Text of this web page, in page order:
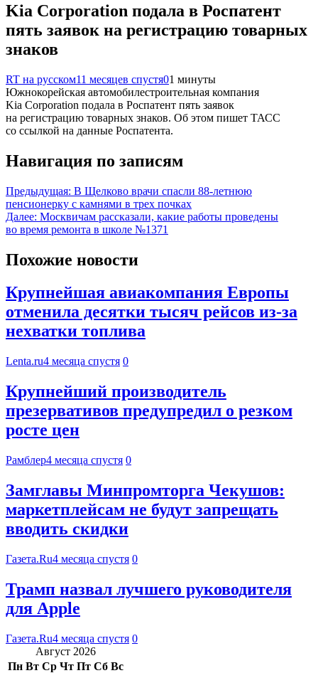
Kia Corporation подала в Роспатент
пять заявок на регистрацию товарных
знаков
RT на русском11 месяцев спустя01 минуты
Южнокорейская автомобилестроительная компания
Kia Corporation подала в Роспатент пять заявок
на регистрацию товарных знаков. Об этом пишет ТАСС
со ссылкой на данные Роспатента.
Навигация по записям
Предыдущая: В Щелково врачи спасли 88-летнюю
пенсионерку с камнями в трех почках
Далее: Москвичам рассказали, какие работы проведены
во время ремонта в школе №1371
Похожие новости
Крупнейшая авиакомпания Европы
отменила десятки тысяч рейсов из-за
нехватки топлива
Lenta.ru4 месяца спустя 0
Крупнейший производитель
презервативов предупредил о резком
росте цен
Рамблер4 месяца спустя 0
Замглавы Минпромторга Чекушов:
маркетплейсам не будут запрещать
вводить скидки
Газета.Ru4 месяца спустя 0
Трамп назвал лучшего руководителя
для Apple
Газета.Ru4 месяца спустя 0
Август 2026
Пн Вт Ср Чт Пт Сб Вс